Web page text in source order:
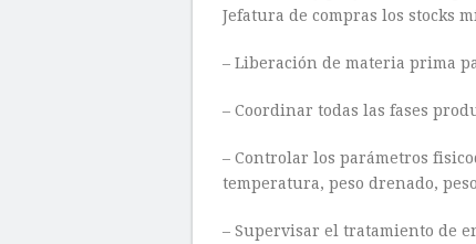
Jefatura de compras los stocks
– Liberación de materia prima
– Coordinar todas las fases
– Controlar los parámetros
temperatura, peso drenado,
– Supervisar el tratamiento de